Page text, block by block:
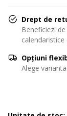
Drept de
Beneficiezi
Opțiuni
Alege